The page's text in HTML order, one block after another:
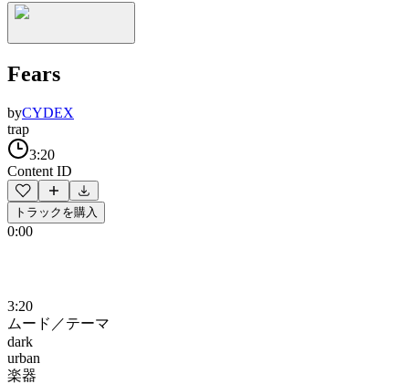
Fears
byCYDEX
trap
3:20
Content ID
トラックを購入
0:00
3:20
ムード／テーマ
dark
urban
楽器